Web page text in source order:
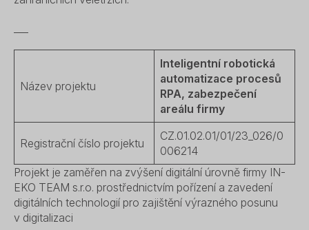
Název projektu
Inteligentní robotická
automatizace procesů
RPA, zabezpečení
areálu firmy
Registrační číslo projektu
CZ.01.02.01/01/23_026/0
006214
Projekt je zaměřen na zvýšení digitální úrovně firmy IN-
EKO TEAM s.r.o. prostřednictvím pořízení a zavedení
digitálních technologií pro zajištění výrazného posunu
v digitalizaci